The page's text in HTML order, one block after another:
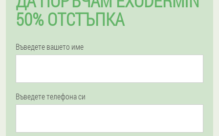
50% ОТСТЪПКА
Въведете вашето име
Въведете телефона си